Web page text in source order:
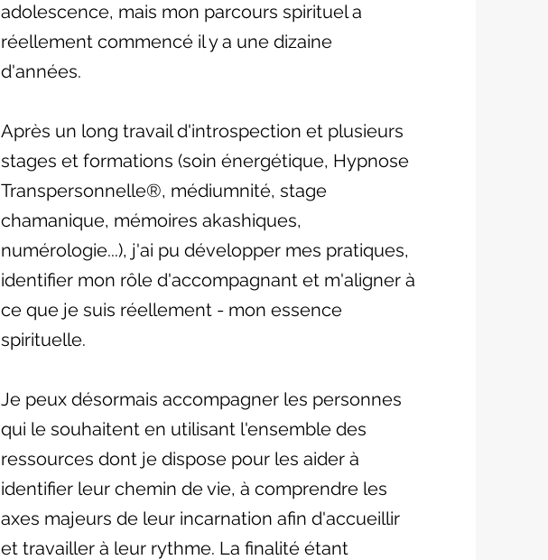
adolescence, mais mon parcours spirituel a
réellement commencé il y a une dizaine
d'années.
Après un long travail d'introspection et plusieurs
stages et formations (soin énergétique, Hypnose
Transpersonnelle®, médiumnité, stage
chamanique, mémoires akashiques,
numérologie...), j'ai pu développer mes pratiques,
identifier mon rôle d'accompagnant et m'aligner à
ce que je suis réellement - mon essence
spirituelle.
Je peux désormais accompagner les personnes
qui le souhaitent en utilisant l'ensemble des
ressources dont je dispose pour les aider à
identifier leur chemin de vie, à comprendre les
axes majeurs de leur incarnation afin d'accueillir
et travailler à leur rythme. La finalité étant